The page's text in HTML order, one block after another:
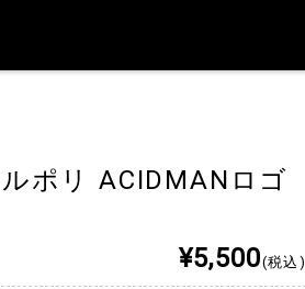
ポリ ACIDMANロゴ
¥5,500(税込)